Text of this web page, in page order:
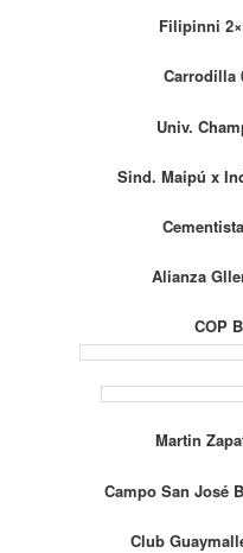
Filipinni
Carrodilla
Univ.
Sind. Maipú x
Alianza
COP
Martin
Campo San José
Club